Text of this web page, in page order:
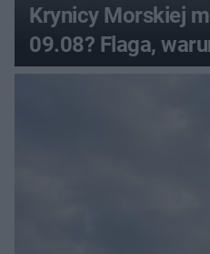
Krynicy Morskiej
09.08? Flaga,